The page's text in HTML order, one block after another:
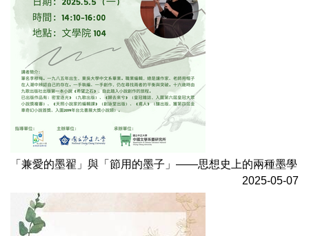
「兼愛的墨翟」與「節用的墨子」——思想史上的兩種墨學
2025-05-07